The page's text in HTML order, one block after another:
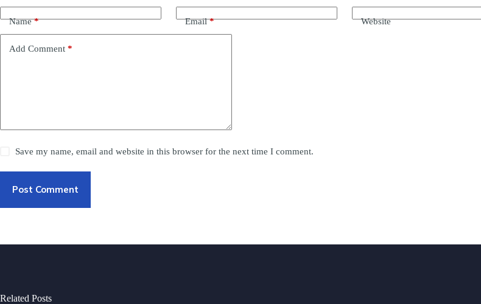
Name* Email* Website
Add Comment *
Save my name, email and website in this browser for the next time I comment.
Post Comment
Related Posts